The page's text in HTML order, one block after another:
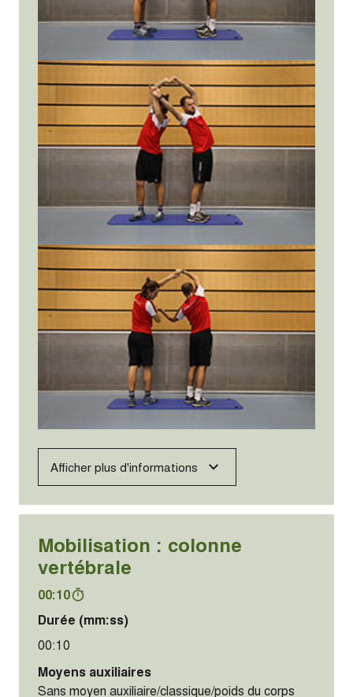
Afficher plus d'informations
Mobilisation : colonne
vertébrale
00:10
Durée (mm:ss)
00:10
Moyens auxiliaires
Sans moyen auxiliaire/classique/poids du corps